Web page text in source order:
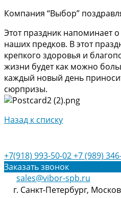
Компания “Выбор”
Этот праздник напоминает
наших предков. В этот
крепкого здоровья и
жизни будет как можно
каждый новый день
сюрпризы.
Назад к списку
+7(918) 993-50-02+7 (989)
Заказать звонок
sales@vibor-spb.ru
г. Санкт-Петербург,